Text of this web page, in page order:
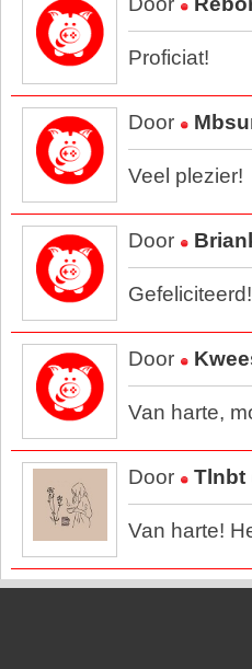
Proficiat!
Door
Veel plezier!
Door
Gefeliciteerd!
Door
Van harte,
Door Tlnbt
Van harte!